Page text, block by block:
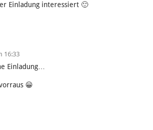
Einladung interessiert 🙂
16:33
Einladung…
😀